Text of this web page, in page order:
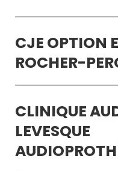
CJE OPTION
ROCHER-
CLINIQUE
LEVESQUE